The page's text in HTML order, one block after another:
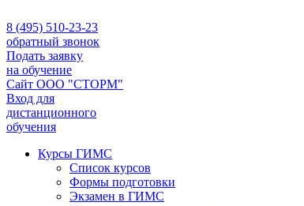
8 (495) 510-23-23
обратный звонок
Подать заявку
на обучение
Сайт ООО "СТОРМ"
Вход для
дистанционного
обучения
Курсы ГИМС
Список курсов
Формы подготовки
Экзамен в ГИМС